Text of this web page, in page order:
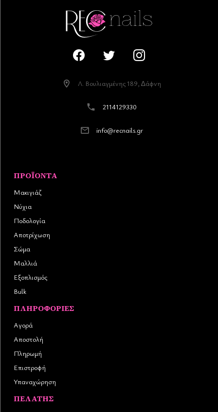
Λ. Βουλιαγµένης 189, ∆άφνη
2114129330
info@recnails.gr
ΠΡΟΪΌΝΤΑ
Μακιγιάζ
Νύχια
Ποδολογία
Αποτρίχωση
Σώμα
Μαλλιά
Εξοπλισμός
Bulk
ΠΛΗΡΟΦΟΡΊΕΣ
Αγορά
Αποστολή
Πληρωμή
Επιστροφή
Υπαναχώρηση
ΠΕΛΆΤΗΣ